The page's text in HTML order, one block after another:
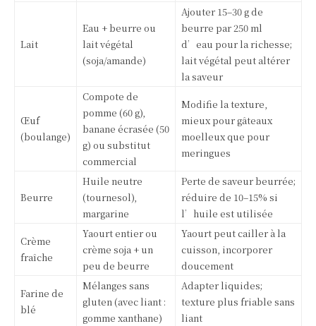
Lait
Eau + beurre ou
lait végétal
(soja/amande)
Ajouter 15–30 g de
beurre par 250 ml
d’eau pour la richesse;
lait végétal peut altérer
la saveur
Œuf
(boulange)
Compote de
pomme (60 g),
banane écrasée (50
g) ou substitut
commercial
Modifie la texture,
mieux pour gâteaux
moelleux que pour
meringues
Beurre
Huile neutre
(tournesol),
margarine
Perte de saveur beurrée;
réduire de 10–15% si
l’huile est utilisée
Crème
fraîche
Yaourt entier ou
crème soja + un
peu de beurre
Yaourt peut cailler à la
cuisson, incorporer
doucement
Farine de
blé
Mélanges sans
gluten (avec liant :
gomme xanthane)
Adapter liquides;
texture plus friable sans
liant